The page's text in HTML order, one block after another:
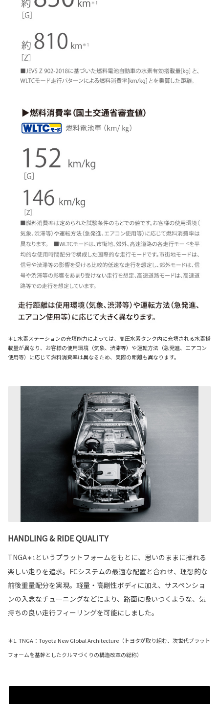
＊1.水素ステーションの充填能力によっては、高圧水素タンク内に充填される水素搭
載量が異なり、お客様の使用環境（気象、渋滞等）や運転方法（急発進、エアコン
使用等）に応じて燃料消費率は異なるため、実際の距離も異なります。
HANDLING & RIDE QUALITY
TNGA＊1というプラットフォームをもとに、思いのままに操れる
楽しい走りを追求。FCシステムの最適な配置と合わせ、理想的な
前後重量配分を実現。軽量・高剛性ボディに加え、サスペンショ
ンの入念なチューニングなどにより、路面に吸いつくような、気
持ちの良い走行フィーリングを可能にしました。
＊1. TNGA：Toyota New Global Architecture（トヨタが取り組む、次世代プラット
フォームを基幹としたクルマづくりの構造改革の総称）